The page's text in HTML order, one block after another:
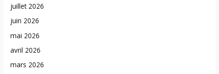
juillet 2026
juin 2026
mai 2026
avril 2026
mars 2026